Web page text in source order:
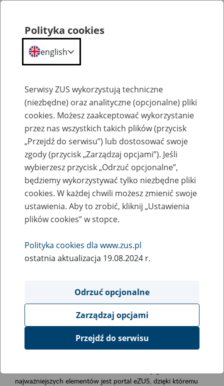
Szkolenia
Zaproś ZUS do siebie - zakładanie profili
eZUS w siedzibie Twojej firmy
Rodzaj wydarzenia
Szkolenia
obsługa klientów
Event description
Platforma Usług Elektronicznych eZUS
najważniejszych elementów jest portal eZUS, dzięki któremu
Polityka cookies
english
Serwisy ZUS wykorzystują techniczne
(niezbędne) oraz analityczne (opcjonalne) pliki
cookies. Możesz zaakceptować wykorzystanie
przez nas wszystkich takich plików (przycisk
„Przejdź do serwisu”) lub dostosować swoje
zgody (przycisk „Zarządzaj opcjami”). Jeśli
wybierzesz przycisk „Odrzuć opcjonalne”,
będziemy wykorzystywać tylko niezbędne pliki
cookies. W każdej chwili możesz zmienić swoje
ustawienia. Aby to zrobić, kliknij „Ustawienia
plików cookies” w stopce.
Polityka cookies dla www.zus.pl
ostatnia aktualizacja 19.08.2024 r.
Odrzuć opcjonalne
Zarządzaj opcjami
Przejdź do serwisu